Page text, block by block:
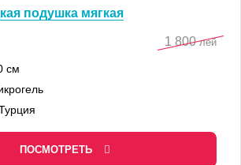
подушка мягкая
1 800 лей
см
ПОСМОТРЕТЬ